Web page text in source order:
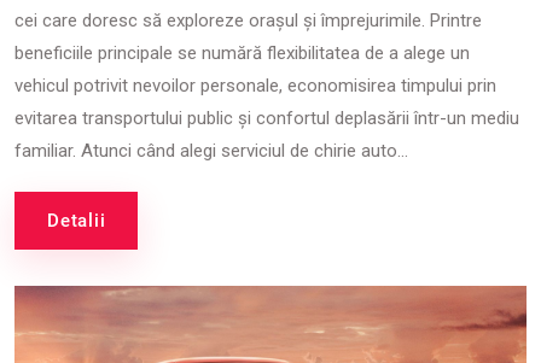
cei care doresc să exploreze orașul și împrejurimile. Printre
beneficiile principale se numără flexibilitatea de a alege un
vehicul potrivit nevoilor personale, economisirea timpului prin
evitarea transportului public și confortul deplasării într-un mediu
familiar. Atunci când alegi serviciul de chirie auto...
Detalii